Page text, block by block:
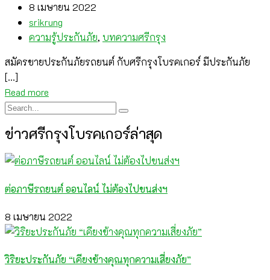
8 เมษายน 2022
srikrung
ความรู้ประกันภัย, บทความศรีกรุง
สมัครขายประกันภัยรถยนต์ กับศรีกรุงโบรคเกอร์ มีประกันภัย
[…]
Read more
ข่าวศรีกรุงโบรคเกอร์ล่าสุด
ต่อภาษีรถยนต์ ออนไลน์ ไม่ต้องไปขนส่งฯ
8 เมษายน 2022
วิริยะประกันภัย “เคียงข้างคุณทุกความเสี่ยงภัย”